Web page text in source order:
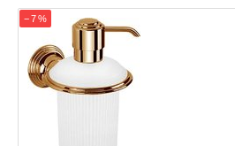
− 7 %